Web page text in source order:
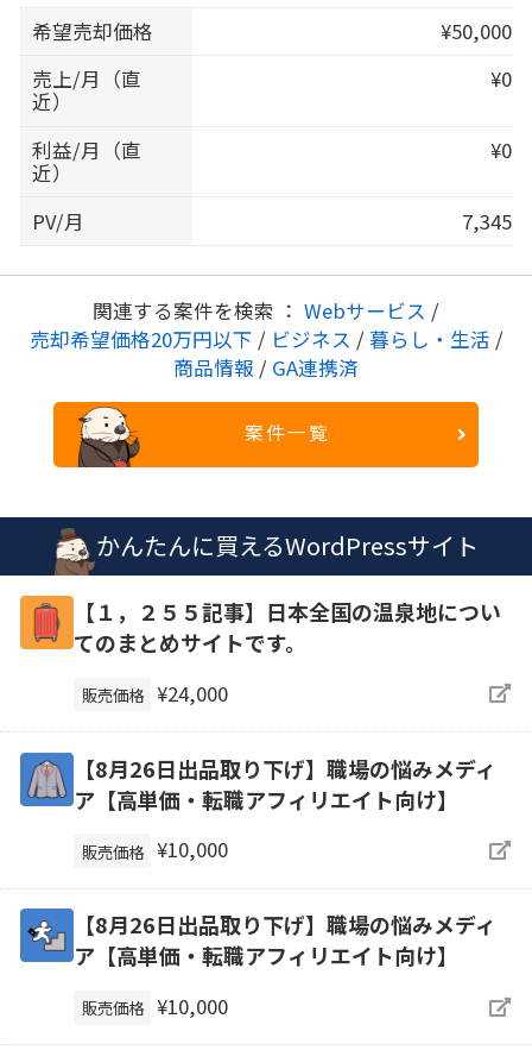
希望売却価格
¥50,000
売上/月（直
近）
¥0
利益/月（直
近）
¥0
PV/月 7,345
関連する案件を検索 ： Webサービス /
売却希望価格20万円以下 / ビジネス / 暮らし・生活 /
商品情報 / GA連携済
案件一覧
かんたんに買えるWordPressサイト
【１，２５５記事】日本全国の温泉地につい
てのまとめサイトです。
販売価格 ¥24,000
【8月26日出品取り下げ】職場の悩みメディ
ア【高単価・転職アフィリエイト向け】
販売価格 ¥10,000
【8月26日出品取り下げ】職場の悩みメディ
ア【高単価・転職アフィリエイト向け】
販売価格 ¥10,000